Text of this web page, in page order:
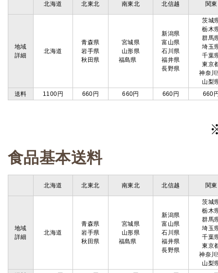
北海道 北東北 南東北 北信越 関東
地域
詳細
北海道
青森県
岩手県
秋田県
宮城県
山形県
福島県
新潟県
富山県
石川県
福井県
長野県
茨城
栃木
群馬
埼玉
千葉
東京
神奈
山梨
送料
1100円 660円 660円 660円 660
食品基本送料
北海道 北東北 南東北 北信越 関東
地域
詳細
北海道
青森県
岩手県
秋田県
宮城県
山形県
福島県
新潟県
富山県
石川県
福井県
長野県
茨城
栃木
群馬
埼玉
千葉
東京
神奈
山梨